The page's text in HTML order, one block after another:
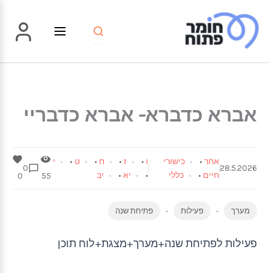
לתוכן
אברא כדברא- אברא כדבריי
28.5.2026
אחר•
כישורי
חיים • כללי
ו • ז• ח • ט •
י
•
יא• יב 55
0
0
מערך פעילות פתיחת שנה
פעילות לפתיחת שנה+מערך+מצגת+לוח תוכן